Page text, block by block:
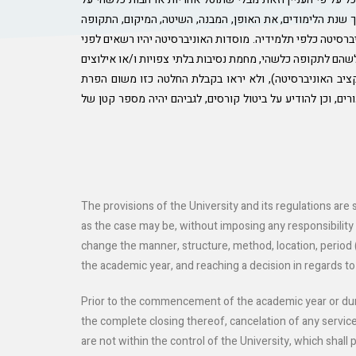
שנת הלימודים, את האופן, המבנה, השיטה, המיקום, התקופה
כלפי תלמידיה. מוסדות האוניברסיטה יהיו רשאים לפני
לתקופה כלשהי, מחמת נסיבות בלתי צפויות ו/או אילוצים
האוניברסיטה), ולא יראו בקבלת החלטה כזו משום הפרת
וכן להודיע על ביטול קורסים, לגביהם יהיה מספר קטן של
The provisions of the University and its regulations
as the case may be, without imposing any
change the manner, structure, method, location,
the academic year, and reaching a decision in regards
Prior to the commencement of the academic year or
the complete closing thereof, cancelation of any
are not within the control of the University, which